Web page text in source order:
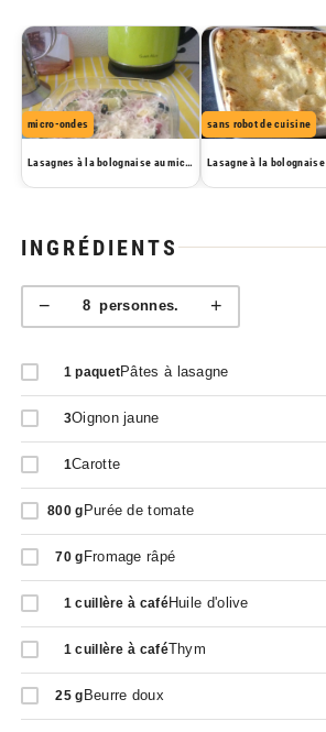
micro-ondes
Lasagnes à la bolognaise au micro-ondes
sans robot de cuisine
Lasagne à la bolognaise
INGRÉDIENTS
− 8personnes. +
1 paquetPâtes à lasagne
3Oignon jaune
1Carotte
800 g Purée de tomate
70 g Fromage râpé
1 cuillère à caféHuile d'olive
1 cuillère à caféThym
25 g Beurre doux